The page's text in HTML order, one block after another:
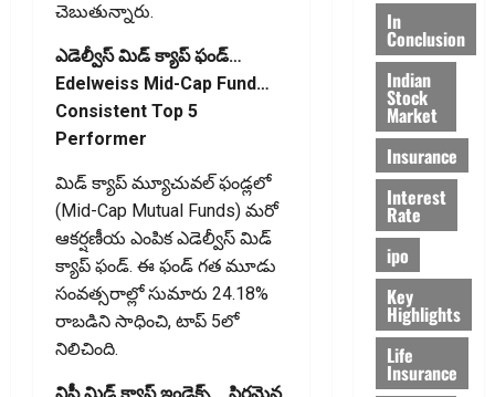
చెబుతున్నారు.
ఎడెల్వీస్ మిడ్ క్యాప్ ఫండ్…
Edelweiss Mid-Cap Fund…
Consistent Top 5
Performer
మిడ్ క్యాప్ మ్యూచువల్ ఫండ్లలో
(Mid-Cap Mutual Funds) మరో
ఆకర్షణీయ ఎంపిక ఎడెల్వీస్ మిడ్
క్యాప్ ఫండ్. ఈ ఫండ్ గత మూడు
సంవత్సరాల్లో సుమారు 24.18%
రాబడిని సాధించి, టాప్ 5లో
నిలిచింది.
In
Conclusion
Indian
Stock
Market
Insurance
Interest
Rate
ipo
Key
Highlights
Life
Insurance